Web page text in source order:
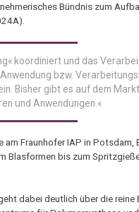
Bündnis zum
koordiniert und das
bzw.
Bisher gibt es auf dem
und Anwendungen.«
Fraunhofer IAP in Potsdam,
Blasformen bis zum
dabei deutlich über die